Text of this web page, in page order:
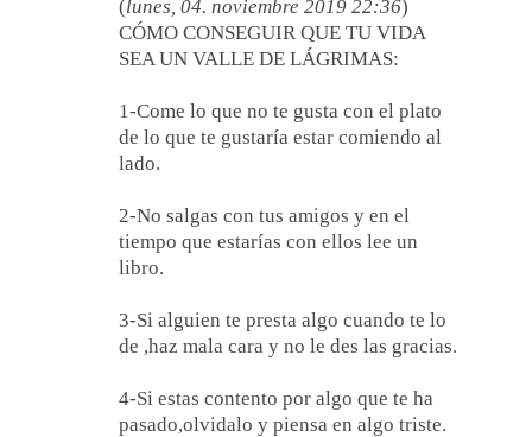
(lunes, 04. noviembre 2019 22:36)
CÓMO CONSEGUIR QUE TU VIDA
SEA UN VALLE DE LÁGRIMAS:
1-Come lo que no te gusta con el plato
de lo que te gustaría estar comiendo al
lado.
2-No salgas con tus amigos y en el
tiempo que estarías con ellos lee un
libro.
3-Si alguien te presta algo cuando te lo
de ,haz mala cara y no le des las gracias.
4-Si estas contento por algo que te ha
pasado,olvidalo y piensa en algo triste.